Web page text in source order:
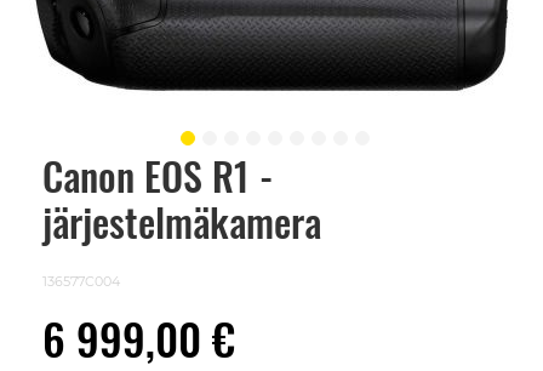
Canon EOS R1 -
järjestelmäkamera
136577C004
6 999,00 €
Skip
beginning
images